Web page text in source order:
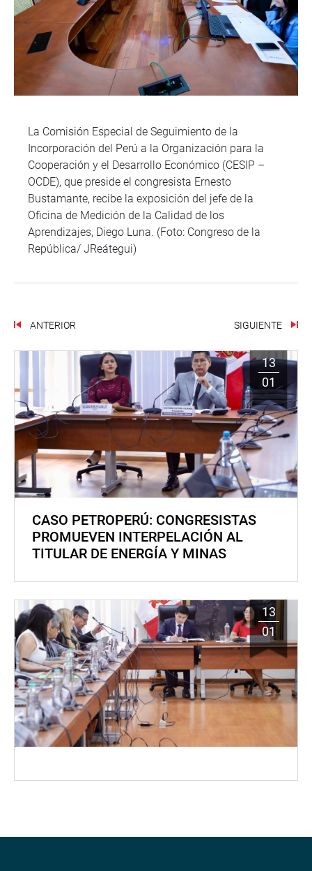
La Comisión Especial de Seguimiento de la
Incorporación del Perú a la Organización para la
Cooperación y el Desarrollo Económico (CESIP –
OCDE), que preside el congresista Ernesto
Bustamante, recibe la exposición del jefe de la
Oficina de Medición de la Calidad de los
Aprendizajes, Diego Luna. (Foto: Congreso de la
República/ JReátegui)
ANTERIOR SIGUIENTE
13
01
CASO PETROPERÚ: CONGRESISTAS
PROMUEVEN INTERPELACIÓN AL
TITULAR DE ENERGÍA Y MINAS
13
01